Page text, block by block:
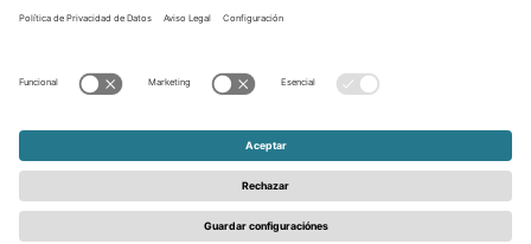
Aviso legal
Canal de Denuncias
Condiciones generales